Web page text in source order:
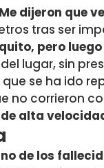
Me dijeron que
tras ser
pero luego
lugar, sin
se ha ido
no corrieron
alta
de los